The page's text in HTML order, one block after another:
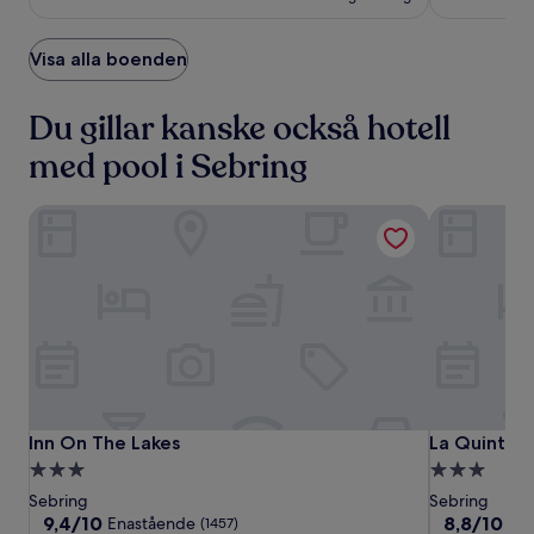
Visa alla boenden
Du gillar kanske också hotell
med pool i Sebring
Inn
On
The
Lakes
Inn
On
The
Lakes
Inn On The Lakes
Inn On The Lakes
3.0-
stjärnigt
boende
Sebring
9.4
9,4/10 Enastående (1457)
La
Quinta
Inn
La Quinta
La Quinta
3.0-
stjärnigt
boende
Sebring
8.8
8,8/10